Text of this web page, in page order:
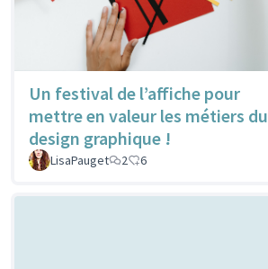
Un festival de l’affiche pour
mettre en valeur les métiers du
design graphique !
LisaPauget 2 6